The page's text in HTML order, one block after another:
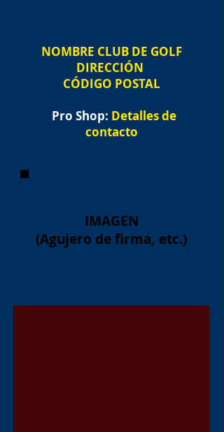
NOMBRE CLUB DE GOLF
DIRECCIÓN
CÓDIGO POSTAL
Pro Shop: Detalles de
contacto
IMAGEN
(Agujero de firma, etc.)